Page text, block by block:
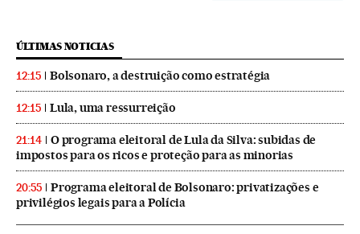
ÚLTIMAS NOTICIAS
12:15 Bolsonaro, a destruição como estratégia
12:15 Lula, uma ressurreição
21:14
O programa eleitoral de Lula da Silva: subidas de
impostos para os ricos e proteção para as minorias
20:55
Programa eleitoral de Bolsonaro: privatizações e
privilégios legais para a Polícia